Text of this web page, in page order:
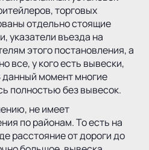
торговых
отдельно стоящие
указатели въезда на
этого постановления, а
все, у кого есть вывески,
момент многие
полностью без вывесок.
не имеет
по районам. То есть на
расстояние от дороги до